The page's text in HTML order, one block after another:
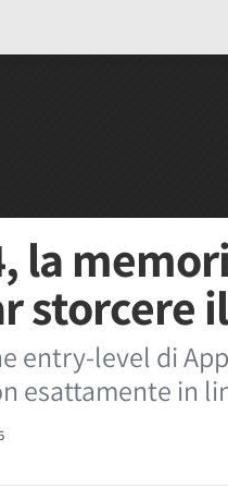
la
storcere
entry-level di
esattamente in